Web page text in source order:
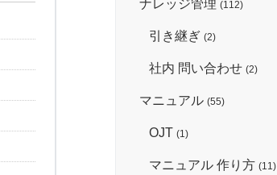
ナレッジ管理 (112)
引き継ぎ (2)
社内 問い合わせ (2)
マニュアル (55)
OJT (1)
マニュアル 作り方 (11)